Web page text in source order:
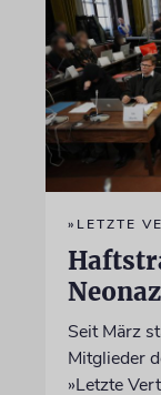
»LETZTE
Seit März
Mitglieder
»Letzte